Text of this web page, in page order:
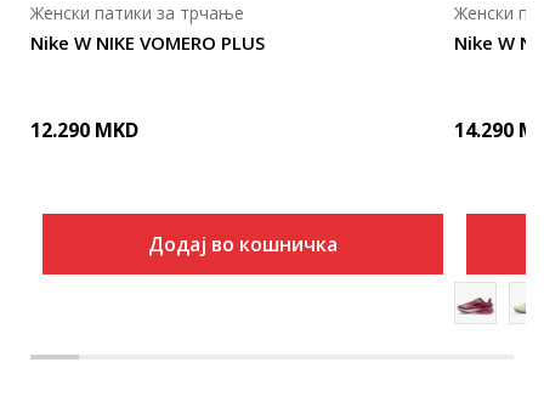
Nike W NIKE VOMERO PLUS
Женски патики за трчање
12.290 MKD
Додај во кошничка
Nike W
Женски
14.290